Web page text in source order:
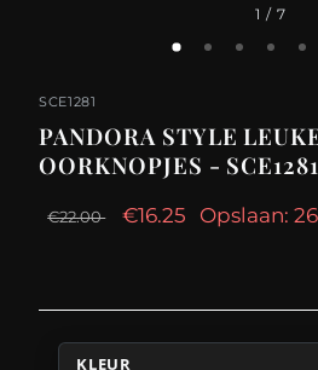
1 / 7
SCE1281
PANDORA STYLE
OORKNOPJES - SCE1281
€22.00 €16.25 Opslaan:
KLEUR